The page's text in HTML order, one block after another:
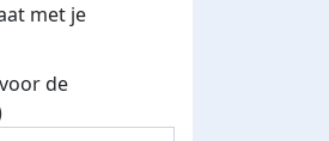
met je
de